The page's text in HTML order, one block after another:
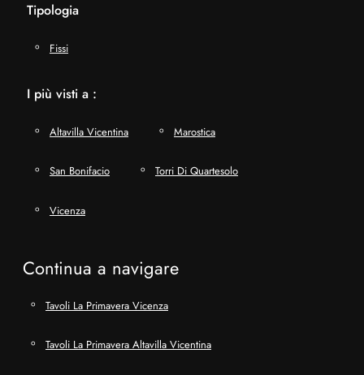
Tipologia
Fissi
I più visti a :
Altavilla Vicentina Marostica
San Bonifacio Torri Di Quartesolo
Vicenza
Continua a navigare
Tavoli La Primavera Vicenza
Tavoli La Primavera Altavilla Vicentina